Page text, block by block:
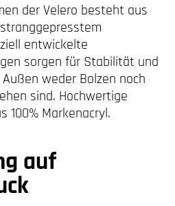
der Velero besteht aus
entwickelte
sorgen für Stabilität und
weder Bolzen noch
sind. Hochwertige
100% Markenacryl.
auf